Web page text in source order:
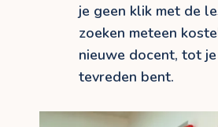
je geen klik met de
zoeken meteen
nieuwe docent, tot
tevreden bent.